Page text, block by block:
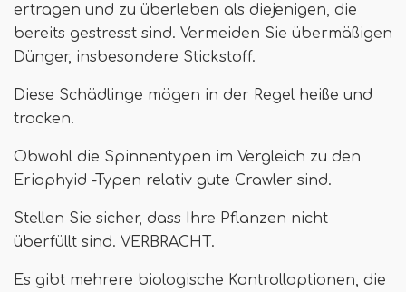
ertragen und zu überleben als diejenigen, die
bereits gestresst sind. Vermeiden Sie übermäßigen
Dünger, insbesondere Stickstoff.
Diese Schädlinge mögen in der Regel heiße und
trocken.
Obwohl die Spinnentypen im Vergleich zu den
Eriophyid -Typen relativ gute Crawler sind.
Stellen Sie sicher, dass Ihre Pflanzen nicht
überfüllt sind. VERBRACHT.
Es gibt mehrere biologische Kontrolloptionen, die